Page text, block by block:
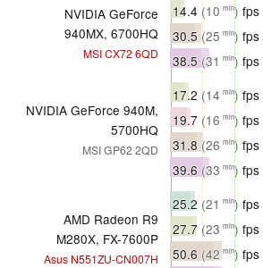
NVIDIA GeForce
940MX, 6700HQ
MSI CX72 6QD
14.4 (10 min) fps
30.5(25 min) fps
38.5 (31 min) fps
NVIDIA GeForce 940M,
5700HQ
MSI GP62 2QD
17.2 (14 min) fps
19.7 (16 min) fps
31.8(26 min) fps
39.6 (33 min) fps
AMD Radeon R9
M280X, FX-7600P
Asus N551ZU-CN007H
25.2 (21 min) fps
27.7 (23 min) fps
50.6 (42 min) fps